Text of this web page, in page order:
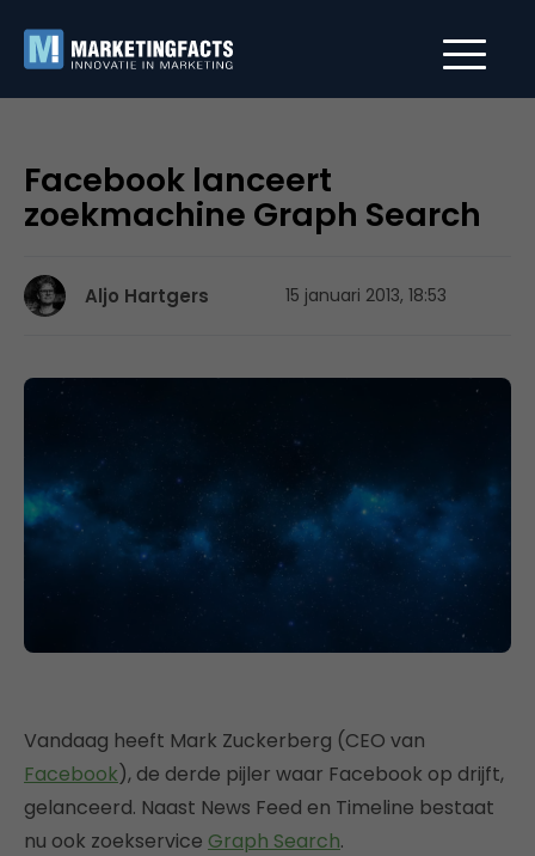
Facebook lanceert
zoekmachine Graph Search
Aljo Hartgers 15 januari 2013, 18:53
Vandaag heeft Mark Zuckerberg (CEO van
Facebook), de derde pijler waar Facebook op drijft,
gelanceerd. Naast News Feed en Timeline bestaat
nu ook zoekservice Graph Search.